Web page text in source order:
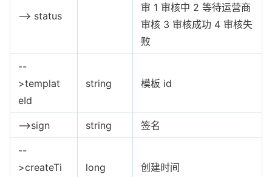
--> status
审 1 审核中 2 等待运营商
审核 3 审核成功 4 审核失
败
--
>templat
eId
string 模板 id
-->sign string 签名
--
>createTi
long 创建时间